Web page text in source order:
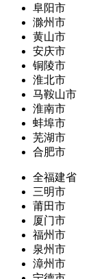
阜阳市
滁州市
黄山市
安庆市
铜陵市
淮北市
马鞍山市
淮南市
蚌埠市
芜湖市
合肥市
全福建省
三明市
莆田市
厦门市
福州市
泉州市
漳州市